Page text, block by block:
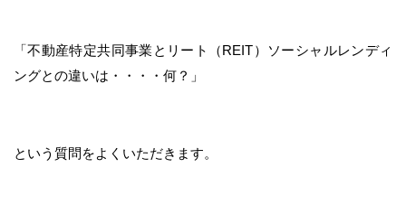
「不動産特定共同事業とリート（REIT）ソーシャルレンディ
ングとの違いは・・・・何？」
という質問をよくいただきます。